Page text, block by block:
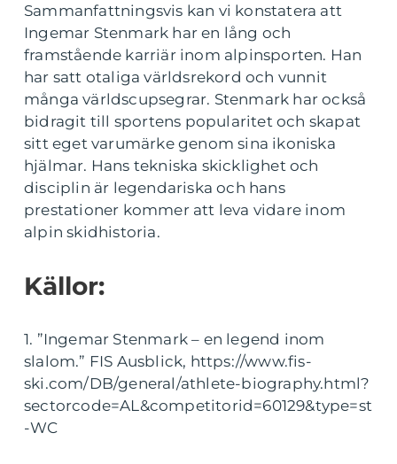
Sammanfattningsvis kan vi konstatera att
Ingemar Stenmark har en lång och
framstående karriär inom alpinsporten. Han
har satt otaliga världsrekord och vunnit
många världscupsegrar. Stenmark har också
bidragit till sportens popularitet och skapat
sitt eget varumärke genom sina ikoniska
hjälmar. Hans tekniska skicklighet och
disciplin är legendariska och hans
prestationer kommer att leva vidare inom
alpin skidhistoria.
Källor:
1. ”Ingemar Stenmark – en legend inom
slalom.” FIS Ausblick, https://www.fis-
ski.com/DB/general/athlete-biography.html?
sectorcode=AL&competitorid=60129&type=st
-WC